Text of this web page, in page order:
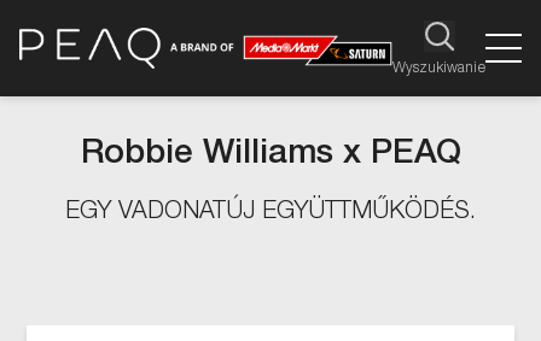
Wyszukiwanie
Robbie Williams x PEAQ
EGY VADONATÚJ EGYÜTTMŰKÖDÉS.